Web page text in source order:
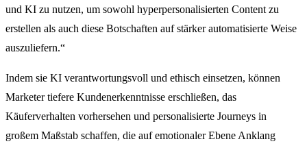
und KI zu nutzen, um sowohl hyperpersonalisierten Content zu
erstellen als auch diese Botschaften auf stärker automatisierte Weise
auszuliefern.“
Indem sie KI verantwortungsvoll und ethisch einsetzen, können
Marketer tiefere Kundenerkenntnisse erschließen, das
Käuferverhalten vorhersehen und personalisierte Journeys in
großem Maßstab schaffen, die auf emotionaler Ebene Anklang